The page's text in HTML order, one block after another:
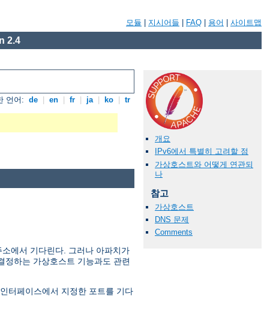
모듈 지시어들 FAQ 용어 사이트맵
2.4
언어: de en fr ja ko tr
개요
IPv6에서 특별히 고려할 점
가상호스트와 어떻게 연관되
나
참고
가상호스트
DNS 문제
Comments
에서 기다린다. 그러나 아파치가
정하는 가상호스트 기능과도 관련
터페이스에서 지정한 포트를 기다